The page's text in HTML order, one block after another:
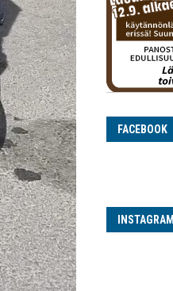
FACE­BOOK
INS­TA­GRAM